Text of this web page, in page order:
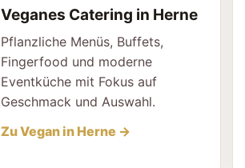
Veganes Catering in Herne
Pflanzliche Menüs, Buffets,
Fingerfood und moderne
Eventküche mit Fokus auf
Geschmack und Auswahl.
Zu Vegan in Herne →